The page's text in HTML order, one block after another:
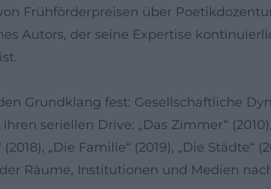
Frühförderpreisen über
Autors, der seine Expertise
Grundklang fest: Gesellschaftliche
seriellen Drive: „Das Zimmer“ (2010),
„Die Familie“ (2019), „Die Städte“
Räume, Institutionen und Medien